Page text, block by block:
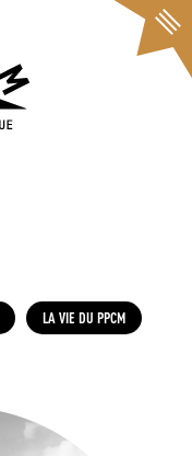
LA VIE DU PPCM